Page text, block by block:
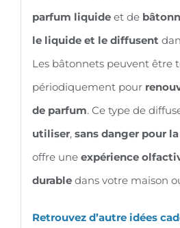
parfum liquideet de
le liquide et le diffusent
Les bâtonnets peuvent être
périodiquement pour
de parfum. Ce type de
utiliser, sans danger pour
offre une expérience
durabledans votre maison
Retrouvez d’autre idées